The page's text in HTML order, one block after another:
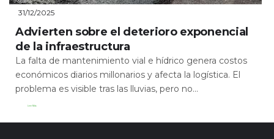
31/12/2025
Advierten sobre el deterioro exponencial
de la infraestructura
La falta de mantenimiento vial e hídrico genera costos
económicos diarios millonarios y afecta la logística. El
problema es visible tras las lluvias, pero no...
Leer Más